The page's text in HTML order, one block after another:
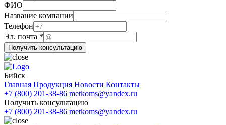
ФИО
ФИО
компании
Телефон
Название компании
Телефон
Эл. почта *
Получить консультацию
Бийск
Главная Продукция Новости Контакты
+7 (800) 201-38-86 metkoms@yandex.ru
Получить консультацию
+7 (800) 201-38-86 metkoms@yandex.ru